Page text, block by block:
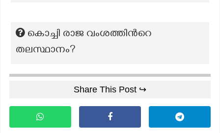
കൊച്ചി രാജ വംശത്തിന്‍റെ
തലസ്ഥാനം?
Share This Post ↪